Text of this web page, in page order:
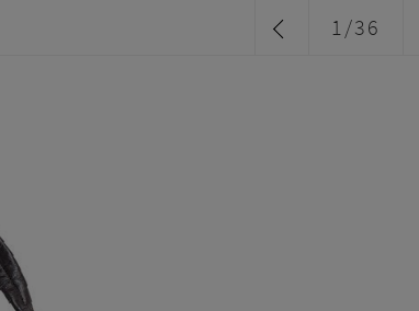
1/36